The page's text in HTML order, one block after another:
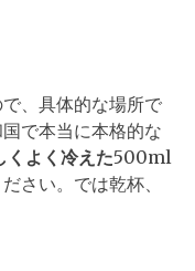
、具体的な場所で
で本当に本格的な
くよく冷えた500ml
さい。では乾杯、